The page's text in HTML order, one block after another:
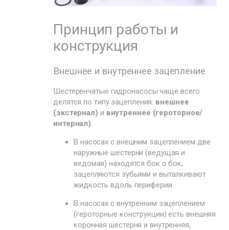
Принцип работы и
конструкция
Внешнее и внутреннее зацепление
Шестеренчатые гидронасосы чаще всего
делятся по типу зацепления: внешнее
(экстернал) и внутреннее (героторное/
интернал).
В насосах с внешним зацеплением две
наружные шестерни (ведущая и
ведомая) находятся бок о бок,
зацепляются зубьями и выталкивают
жидкость вдоль периферии.
В насосах с внутренним зацеплением
(героторные конструкции) есть внешняя
коронная шестерня и внутренняя,